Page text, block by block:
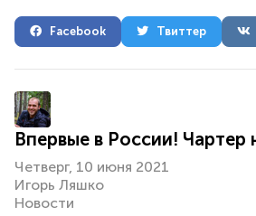
Facebook Твиттер
Впервые в России! Чартер
Четверг, 10 июня 2021
Игорь Ляшко
Новости